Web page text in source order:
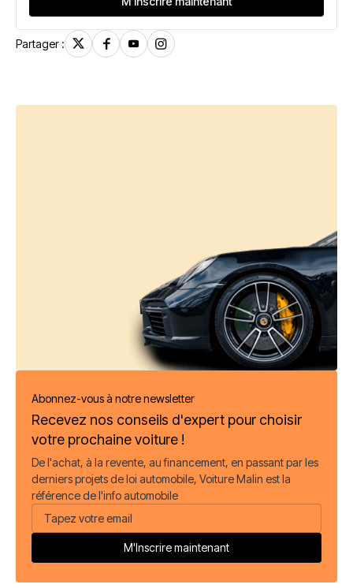
Partager :
Abonnez-vous à notre newsletter
Recevez nos conseils d'expert pour choisir
votre prochaine voiture !
De l'achat, à la revente, au financement, en passant par les
derniers projets de loi automobile, Voiture Malin est la
référence de l'info automobile